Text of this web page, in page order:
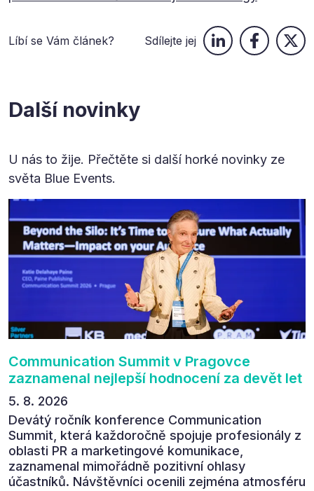
Líbí se Vám článek? Sdílejte jej
Další novinky
U nás to žije. Přečtěte si další horké novinky ze
světa Blue Events.
Communication Summit v Pragovce
zaznamenal nejlepší hodnocení za devět let
5. 8. 2026
Devátý ročník konference Communication
Summit, která každoročně spojuje profesionály z
oblasti PR a marketingové komunikace,
zaznamenal mimořádně pozitivní ohlasy
účastníků. Návštěvníci ocenili zejména atmosféru